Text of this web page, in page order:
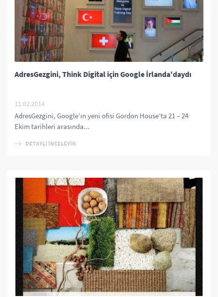
AdresGezgini, Think Digital için Google İrlanda'daydı
11.02.2014
AdresGezgini, Google’ın yeni ofisi Gordon House’ta 21 – 24
Ekim tarihleri arasında...
DETAYLI İNCELEYİN